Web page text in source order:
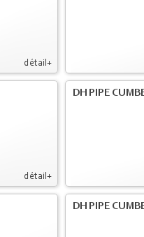
détail+
détail+
DH PIPE
DH PIPE